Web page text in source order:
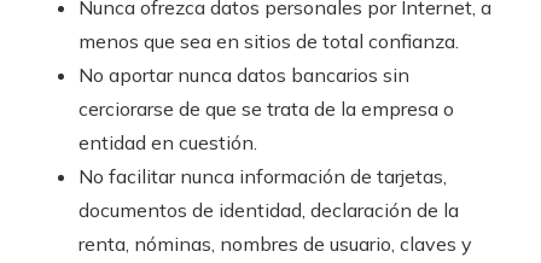
Nunca ofrezca datos personales por Internet, a
menos que sea en sitios de total confianza.
No aportar nunca datos bancarios sin
cerciorarse de que se trata de la empresa o
entidad en cuestión.
No facilitar nunca información de tarjetas,
documentos de identidad, declaración de la
renta, nóminas, nombres de usuario, claves y